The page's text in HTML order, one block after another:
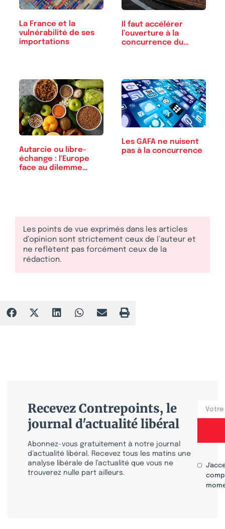
La France et la
vulnérabilité de ses
importations
Il faut accélérer
l’ouverture à la
concurrence du…
Autarcie ou libre-
échange : l'Europe
face au dilemme…
Les GAFA ne nuisent
pas à la concurrence
Les points de vue exprimés dans les articles
d’opinion sont strictement ceux de l’auteur et
ne reflètent pas forcément ceux de la
rédaction.
Recevez Contrepoints, le
journal d'actualité libéral
Abonnez-vous gratuitement à notre journal
d’actualité libéral. Recevez tous les matins une
analyse libérale de l’actualité que vous ne
trouverez nulle part ailleurs.